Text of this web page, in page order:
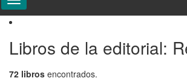
Libros de la editorial:
72 libros encontrados.